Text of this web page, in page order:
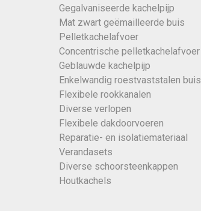
Gegalvaniseerde kachelpijp
Mat zwart geëmailleerde buis
Pelletkachelafvoer
Concentrische pelletkachelafvoer
Geblauwde kachelpijp
Enkelwandig roestvaststalen buis
Flexibele rookkanalen
Diverse verlopen
Flexibele dakdoorvoeren
Reparatie- en isolatiemateriaal
Verandasets
Diverse schoorsteenkappen
Houtkachels